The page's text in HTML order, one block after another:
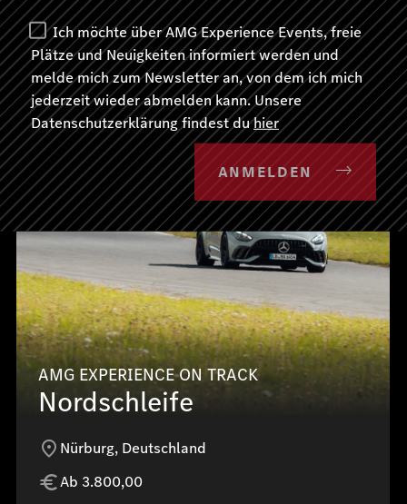
AMG EXPERIENCE ON TRACK
Nordschleife
Nürburg, Deutschland
Ab 3.800,00
Ich möchte über AMG Experience Events, freie
Plätze und Neuigkeiten informiert werden und
melde mich zum Newsletter an, von dem ich mich
jederzeit wieder abmelden kann. Unsere
Datenschutzerklärung findest duhier
ANMELDEN